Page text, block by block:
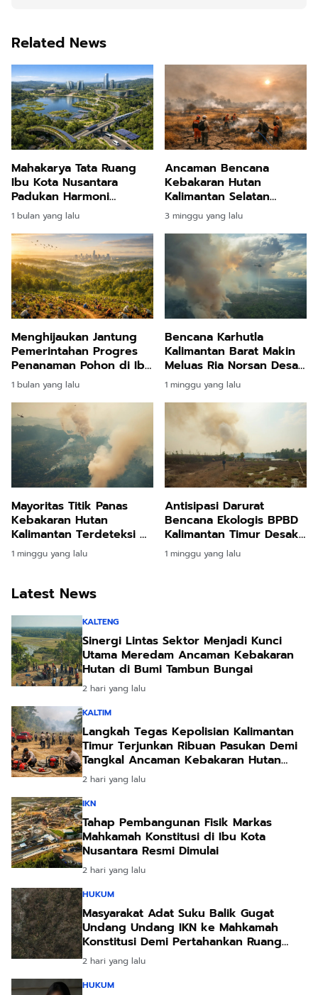
Related News
Mahakarya Tata Ruang
Ibu Kota Nusantara
Padukan Harmoni
Ekologi dan Teknologi
Masa Depan
1 bulan yang lalu
Ancaman Bencana
Kebakaran Hutan
Kalimantan Selatan
Mengintai di Balik
Mengeringnya Lahan
Gambut
3 minggu yang lalu
Menghijaukan Jantung
Pemerintahan Progres
Penanaman Pohon di Ibu
Kota Nusantara Tembus
Delapan Ribu Hektare
Lebih
1 bulan yang lalu
Bencana Karhutla
Kalimantan Barat Makin
Meluas Ria Norsan Desak
Segera Dilakukan
Modifikasi Cuaca
1 minggu yang lalu
Mayoritas Titik Panas
Kebakaran Hutan
Kalimantan Terdeteksi di
Dalam Wilayah Konsesi
Perusahaan
1 minggu yang lalu
Antisipasi Darurat
Bencana Ekologis BPBD
Kalimantan Timur Desak
Masyarakat Proaktif
Laporkan Titik Api
1 minggu yang lalu
Latest News
KALTENG
Sinergi Lintas Sektor Menjadi Kunci
Utama Meredam Ancaman Kebakaran
Hutan di Bumi Tambun Bungai
2 hari yang lalu
KALTIM
Langkah Tegas Kepolisian Kalimantan
Timur Terjunkan Ribuan Pasukan Demi
Tangkal Ancaman Kebakaran Hutan
Akibat Kemarau Ekstrem
2 hari yang lalu
IKN
Tahap Pembangunan Fisik Markas
Mahkamah Konstitusi di Ibu Kota
Nusantara Resmi Dimulai
2 hari yang lalu
HUKUM
Masyarakat Adat Suku Balik Gugat
Undang Undang IKN ke Mahkamah
Konstitusi Demi Pertahankan Ruang
Hidup Leluhur
2 hari yang lalu
HUKUM